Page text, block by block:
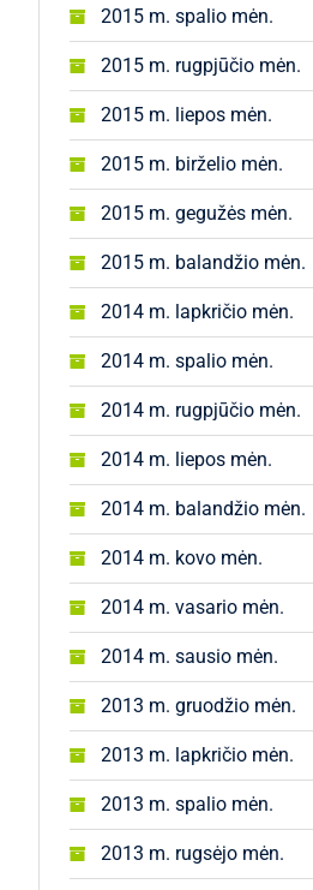
2015 m. spalio mėn.
2015 m. rugpjūčio mėn.
2015 m. liepos mėn.
2015 m. birželio mėn.
2015 m. gegužės mėn.
2015 m. balandžio mėn.
2014 m. lapkričio mėn.
2014 m. spalio mėn.
2014 m. rugpjūčio mėn.
2014 m. liepos mėn.
2014 m. balandžio mėn.
2014 m. kovo mėn.
2014 m. vasario mėn.
2014 m. sausio mėn.
2013 m. gruodžio mėn.
2013 m. lapkričio mėn.
2013 m. spalio mėn.
2013 m. rugsėjo mėn.